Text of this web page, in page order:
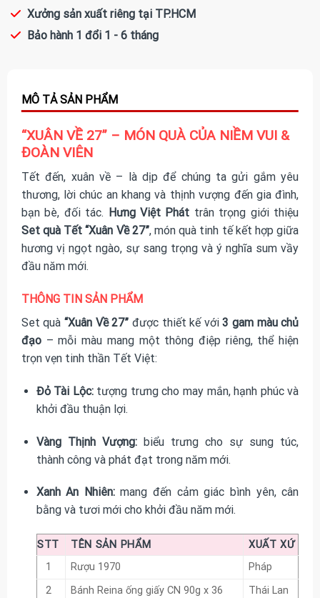
Xưởng sản xuất riêng tại TP.HCM
Bảo hành 1 đổi 1 - 6 tháng
“XUÂN VỀ 27” – MÓN QUÀ CỦA NIỀM VUI &
ĐOÀN VIÊN
Tết đến, xuân về – là dịp để chúng ta gửi gắm yêu
thương, lời chúc an khang và thịnh vượng đến gia đình,
bạn bè, đối tác. Hưng Việt Phát trân trọng giới thiệu
Set quà Tết “Xuân Về 27”, món quà tinh tế kết hợp giữa
hương vị ngọt ngào, sự sang trọng và ý nghĩa sum vầy
đầu năm mới.
THÔNG TIN SẢN PHẨM
Set quà“Xuân Về 27” được thiết kế với3 gam màu chủ
đạo– mỗi màu mang một thông điệp riêng, thể hiện
trọn vẹn tinh thần Tết Việt:
Đỏ Tài Lộc:tượng trưng cho may mắn, hạnh phúc và
khởi đầu thuận lợi.
Vàng Thịnh Vượng:biểu trưng cho sự sung túc,
thành công và phát đạt trong năm mới.
Xanh An Nhiên:mang đến cảm giác bình yên, cân
bằng và tươi mới cho khởi đầu năm mới.
STT TÊN SẢN PHẨM
XUẤT XỨ
1
Rượu 1970
Pháp
2
Bánh Reina ống giấy CN 90g x 36 Thái Lan